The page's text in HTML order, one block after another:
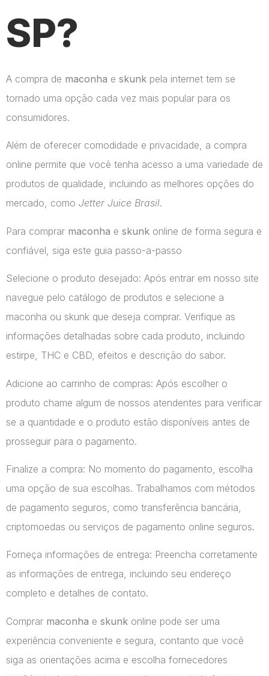
SP?
A compra de maconha e skunk pela internet tem se
tornado uma opção cada vez mais popular para os
consumidores.
Além de oferecer comodidade e privacidade, a compra
online permite que você tenha acesso a uma variedade de
produtos de qualidade, incluindo as melhores opções do
mercado, como Jetter Juice Brasil.
Para comprar maconha e skunk online de forma segura e
confiável, siga este guia passo-a-passo
Selecione o produto desejado: Após entrar em nosso site
navegue pelo catálogo de produtos e selecione a
maconha ou skunk que deseja comprar. Verifique as
informações detalhadas sobre cada produto, incluindo
estirpe, THC e CBD, efeitos e descrição do sabor.
Adicione ao carrinho de compras: Após escolher o
produto chame algum de nossos atendentes para verificar
se a quantidade e o produto estão disponíveis antes de
prosseguir para o pagamento.
Finalize a compra: No momento do pagamento, escolha
uma opção de sua escolhas. Trabalhamos com métodos
de pagamento seguros, como transferência bancária,
criptomoedas ou serviços de pagamento online seguros.
Forneça informações de entrega: Preencha corretamente
as informações de entrega, incluindo seu endereço
completo e detalhes de contato.
Comprar maconha e skunk online pode ser uma
experiência conveniente e segura, contanto que você
siga as orientações acima e escolha fornecedores